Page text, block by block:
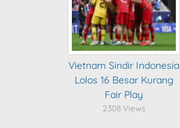
Vietnam Sindir Indonesia
Lolos 16 Besar Kurang
Fair Play
2308 Views